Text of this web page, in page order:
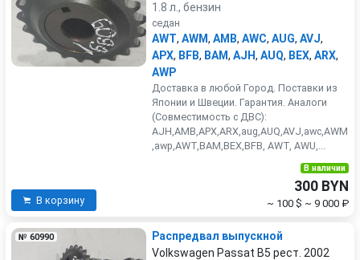
1.8 л., бензин
седан
AWT, AWM, AMB, AWC, AUG, AVJ,
APX, BFB, BAM, AJH, AUQ, BEX, ARX,
AWP
Доставка в любой Город. Поставки из
Японии и Швеции. Гарантия. Аналоги
(Совместимость с ДВС):
AJH,AMB,APX,ARX,aug,AUQ,AVJ,awc,AWM
,awp,AWT,BAM,BEX,BFB, AWT, AWU,...
В корзину
В наличии
300 BYN
~ 100 $ ~ 9 000 ₽
№ 60990
Распредвал выпускной
Volkswagen Passat B5 рест. 2002